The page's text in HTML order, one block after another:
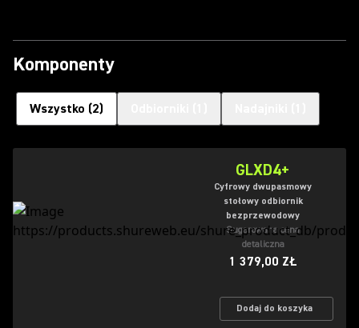
Komponenty
Wszystko (2)
GLXD4+
Cyfrowy dwupasmowy
stołowy odbiornik
bezprzewodowy
Sugerowana cena
detaliczna
1 379,00 ZŁ
Dodaj do koszyka